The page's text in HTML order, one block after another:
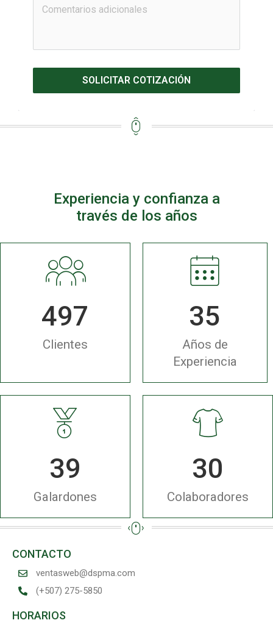
SOLICITAR COTIZACIÓN
Experiencia y confianza a
través de los años
500
Clientes
35
Años de
Experiencia
40
Galardones
30
Colaboradores
CONTACTO
ventasweb@dspma.com
(+507) 275-5850
HORARIOS